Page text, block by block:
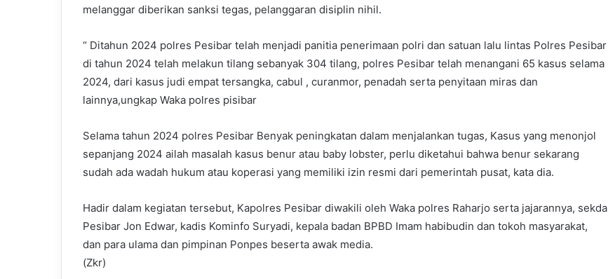
melanggar diberikan sanksi tegas, pelanggaran disiplin nihil.
“ Ditahun 2024 polres Pesibar telah menjadi panitia penerimaan polri dan satuan lalu lintas Polres Pesibar
di tahun 2024 telah melakun tilang sebanyak 304 tilang, polres Pesibar telah menangani 65 kasus selama
2024, dari kasus judi empat tersangka, cabul , curanmor, penadah serta penyitaan miras dan
lainnya,ungkap Waka polres pisibar
Selama tahun 2024 polres Pesibar Benyak peningkatan dalam menjalankan tugas, Kasus yang menonjol
sepanjang 2024 ailah masalah kasus benur atau baby lobster, perlu diketahui bahwa benur sekarang
sudah ada wadah hukum atau koperasi yang memiliki izin resmi dari pemerintah pusat, kata dia.
Hadir dalam kegiatan tersebut, Kapolres Pesibar diwakili oleh Waka polres Raharjo serta jajarannya, sekda
Pesibar Jon Edwar, kadis Kominfo Suryadi, kepala badan BPBD Imam habibudin dan tokoh masyarakat,
dan para ulama dan pimpinan Ponpes beserta awak media.
(Zkr)